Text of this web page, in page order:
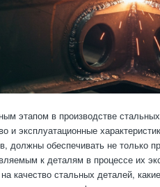
этапом в производстве
и эксплуатационные
должны обеспечивать не только
к деталям в процессе их
качество стальных деталей,